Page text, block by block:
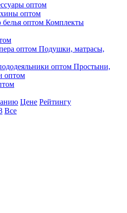
оптом
оптом
Комплекты
Подушки, матрасы,
Простыни,
оптом
Цене Рейтингу
Все